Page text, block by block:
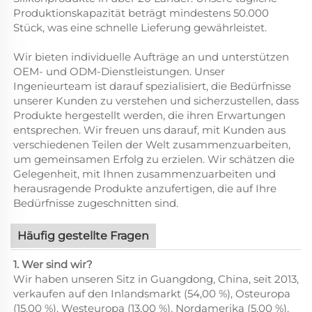
Produktionskapazität beträgt mindestens 50.000
Stück, was eine schnelle Lieferung gewährleistet.
Wir bieten individuelle Aufträge an und unterstützen
OEM- und ODM-Dienstleistungen. Unser
Ingenieurteam ist darauf spezialisiert, die Bedürfnisse
unserer Kunden zu verstehen und sicherzustellen, dass
Produkte hergestellt werden, die ihren Erwartungen
entsprechen. Wir freuen uns darauf, mit Kunden aus
verschiedenen Teilen der Welt zusammenzuarbeiten,
um gemeinsamen Erfolg zu erzielen. Wir schätzen die
Gelegenheit, mit Ihnen zusammenzuarbeiten und
herausragende Produkte anzufertigen, die auf Ihre
Bedürfnisse zugeschnitten sind.
Häufig gestellte Fragen
1. Wer sind wir?
Wir haben unseren Sitz in Guangdong, China, seit 2013,
verkaufen auf den Inlandsmarkt (54,00 %), Osteuropa
(15,00 %), Westeuropa (13,00 %), Nordamerika (5,00 %),